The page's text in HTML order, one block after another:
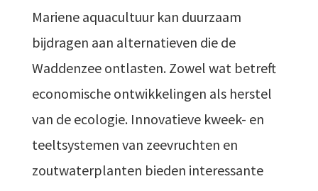
Mariene aquacultuur kan duurzaam
bijdragen aan alternatieven die de
Waddenzee ontlasten. Zowel wat betreft
economische ontwikkelingen als herstel
van de ecologie. Innovatieve kweek- en
teeltsystemen van zeevruchten en
zoutwaterplanten bieden interessante